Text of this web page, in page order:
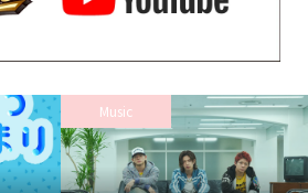
Music